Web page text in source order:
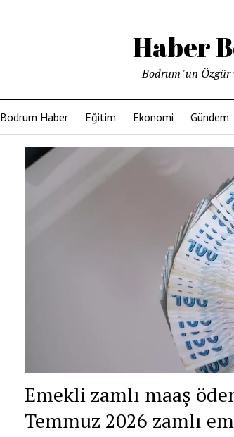
Haber
Bodrum 'un Özgür
Bodrum Haber Eğitim Ekonomi Gündem
Emekli zamlı maaş
Temmuz 2026 zamlı